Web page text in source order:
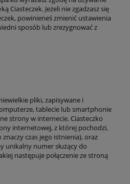
Ciasteczek. Jeżeli nie zgadzasz się
powinieneś zmienić ustawienia
sposób lub zrezygnować z
pliki, zapisywane i
tablecie lub smartphonie
strony w internecie. Ciasteczko
internetowej, z której pochodzi,
znaczy czas jego istnienia), oraz
unikalny numer służący do
następuje połączenie ze stroną